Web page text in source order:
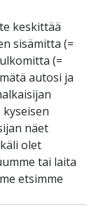
keskittää
sisämitta (=
(=
autosi ja
näet
olet
tai laita
etsimme